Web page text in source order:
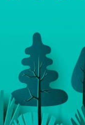
Carol Pessoa
Ju Mirthes